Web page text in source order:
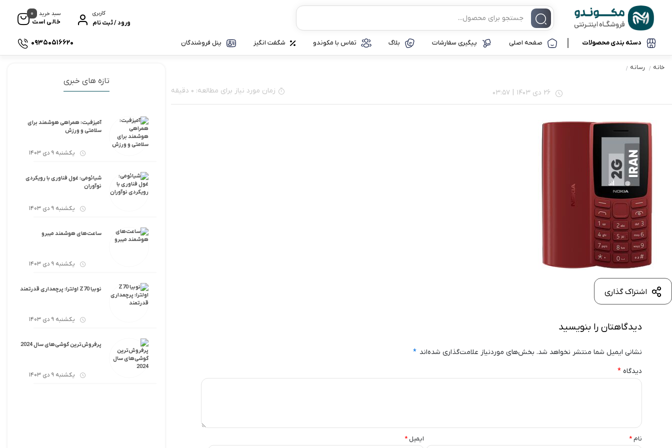
کاربری
ورود / ثبت نام
سبد خرید
خالی است
0
دسته بندی محصولات
موبایل و تبلت
آیفون
سامسونگ
ساعت هوشمند
کامپیوتر و لپ تاپ
گجت و ابزار کاربردی
لوازم جانبی خودرو
تجهیزات ذخیره سازی
صفحه اصلی پیگیری سفارشات بلاگ تماس با مکوندو شگفت انگیز پنل فروشندگان 09350516620
خانه رسانه
26 دی 1403 |
03:57 زمان مورد نیاز برای مطالعه: 0 دقیقه
اشتراک گذاری
دیدگاهتان را بنویسید
نشانی ایمیل شما منتشر نخواهد شد. بخش‌های موردنیاز علامت‌گذاری شده‌اند *
دیدگاه*
نام* ایمیل*
تازه های خبری
آمیزفیت: همراهی هوشمند برای
سلامتی و ورزش
یکشنبه 9 دی 1403
شیائومی: غول فناوری با رویکردی
نوآوران
یکشنبه 9 دی 1403
ساعت‌های هوشمند میبرو
یکشنبه 9 دی 1403
نوبیا Z70 اولترا: پرچمداری قدرتمند
یکشنبه 9 دی 1403
پرفروش‌ترین گوشی‌های سال 2024
یکشنبه 9 دی 1403